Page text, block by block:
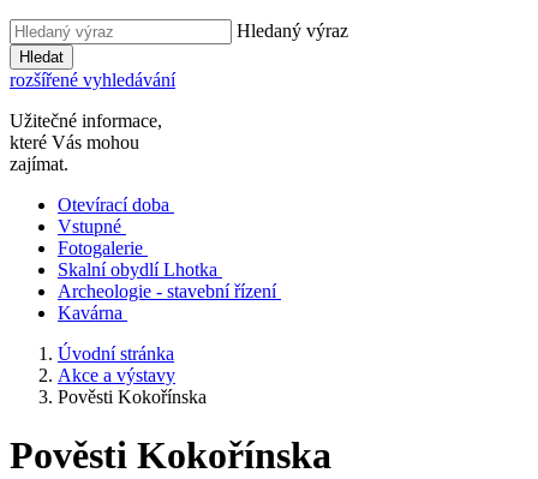
Hledaný výraz
Hledat
rozšířené vyhledávání
Užitečné informace,
které Vás mohou
zajímat.
Otevírací doba
Vstupné
Fotogalerie
Skalní obydlí Lhotka
Archeologie - stavební řízení
Kavárna
Úvodní stránka
Akce a výstavy
Pověsti Kokořínska
Pověsti Kokořínska